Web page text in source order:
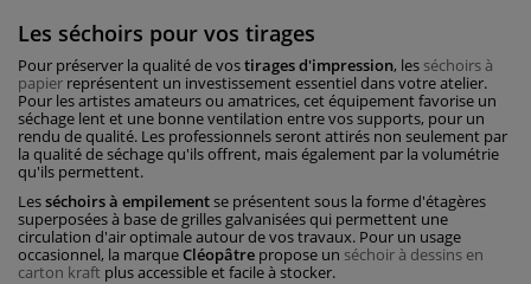
Les séchoirs pour vos tirages
Pour préserver la qualité de vostirages d'impression, les séchoirs à
papier représentent un investissement essentiel dans votre atelier.
Pour les artistes amateurs ou amatrices, cet équipement favorise un
séchage lent et une bonne ventilation entre vos supports, pour un
rendu de qualité. Les professionnels seront attirés non seulement par
la qualité de séchage qu'ils offrent, mais également par la volumétrie
qu'ils permettent.
Lesséchoirs à empilementse présentent sous la forme d'étagères
superposées à base de grilles galvanisées qui permettent une
circulation d'air optimale autour de vos travaux. Pour un usage
occasionnel, la marqueCléopâtre propose un séchoir à dessins en
carton kraft plus accessible et facile à stocker.